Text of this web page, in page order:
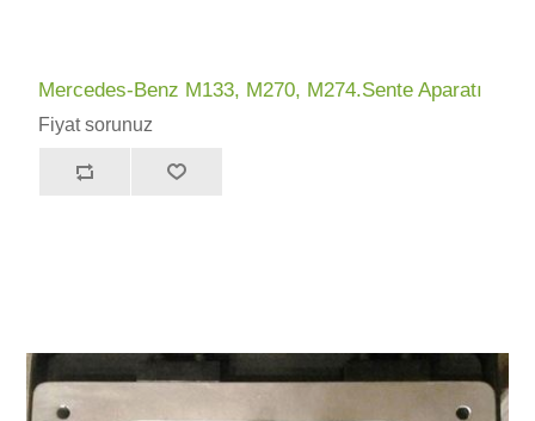
Mercedes-Benz M133, M270, M274.Sente Aparatı
Fiyat sorunuz